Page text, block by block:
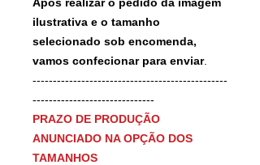
ilustrativa e o tamanho
selecionado sob encomenda,
vamos confecionar para enviar.
------------------------------------------------
------------------------------
PRAZO DE PRODUÇÃO
ANUNCIADO NA OPÇÃO DOS
TAMANHOS